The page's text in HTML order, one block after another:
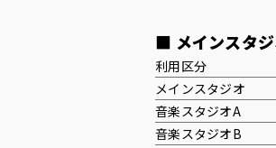
■ メインスタ
利用区分
メインスタジオ
音楽スタジオA
音楽スタジオB